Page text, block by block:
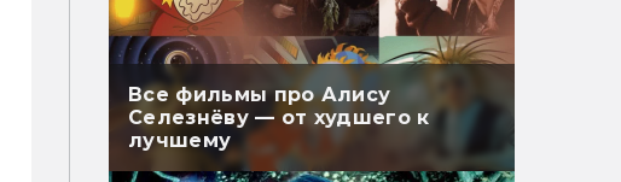
Все фильмы про Алису
Селезнёву — от худшего к
лучшему